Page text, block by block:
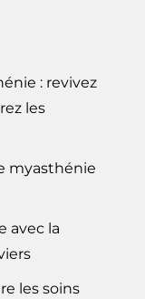
: revivez
les
myasthénie
avec la
les soins